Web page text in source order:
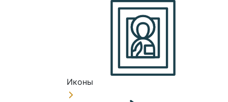
Иконы